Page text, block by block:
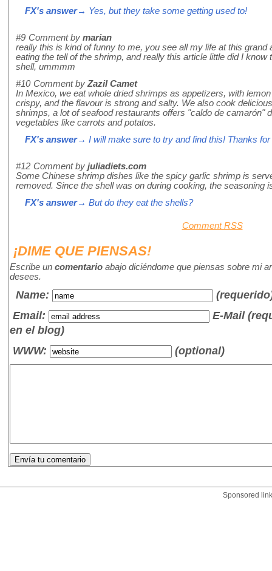
FX's answer→ Yes, but they take some getting used to!
#9 Comment by marian
really this is kind of funny to me, you see all my life at this grand
eating the tell of the shrimp, and really this article little did I know
shell, ummmm
#10 Comment by Zazil Camet
In Mexico, we eat whole dried shrimps as appetizers, with
crispy, and the flavour is strong and salty. We also cook
shrimps, a lot of seafood restaurants offers "caldo de camarón"
vegetables like carrots and potatos.
FX's answer→ I will make sure to try and find this! Thanks for
#12 Comment by juliadiets.com
Some Chinese shrimp dishes like the spicy garlic shrimp is
removed. Since the shell was on during cooking, the seasoning
FX's answer→ But do they eat the shells?
Comment RSS
¡DIME QUE PIENSAS!
Escribe un comentario abajo diciéndome que piensas sobre mi
desees.
Name:
Email:
E-Mail
en el blog)
WWW:
(optional)
Sponsored